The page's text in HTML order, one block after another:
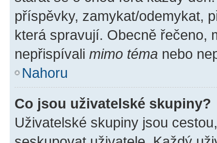
příspěvky, zamykat/odemykat,
která spravují. Obecně řečeno,
nepřispívali mimo téma nebo
Nahoru
Co jsou uživatelské skupiny?
Uživatelské skupiny jsou